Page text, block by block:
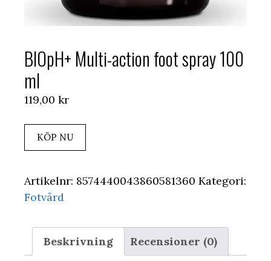
BIOpH+ Multi-action foot spray 100
ml
119,00 kr
KÖP NU
Artikelnr: 8574440043860581360 Kategori:
Fotvård
Beskrivning Recensioner (0)